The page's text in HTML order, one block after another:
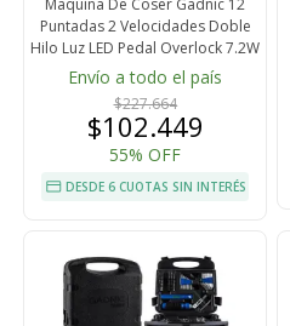
Maquina De Coser Gadnic 12
Puntadas 2 Velocidades Doble
Hilo Luz LED Pedal Overlock 7.2W
Envío a todo el país
$227.664
$102.449
55% OFF
DESDE 6 CUOTAS SIN INTERÉS